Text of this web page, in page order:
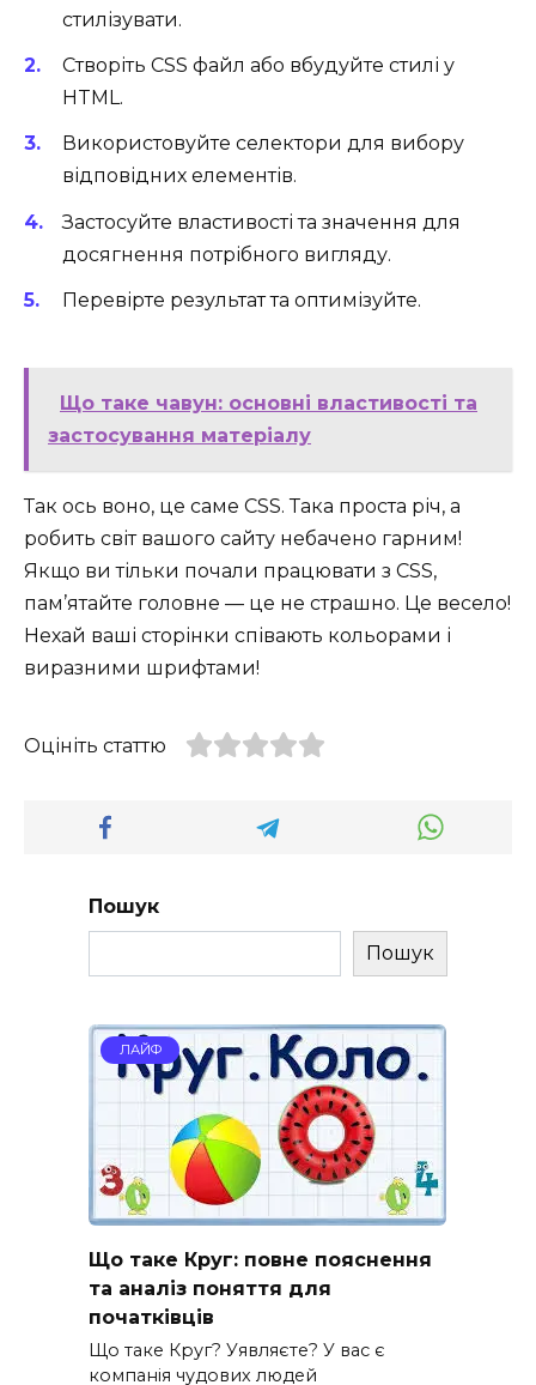
стилізувати.
Створіть CSS файл або вбудуйте стилі у
HTML.
Використовуйте селектори для вибору
відповідних елементів.
Застосуйте властивості та значення для
досягнення потрібного вигляду.
Перевірте результат та оптимізуйте.
Що таке чавун: основні властивості та
застосування матеріалу
Так ось воно, це саме CSS. Така проста річ, а
робить світ вашого сайту небачено гарним!
Якщо ви тільки почали працювати з CSS,
пам’ятайте головне — це не страшно. Це весело!
Нехай ваші сторінки співають кольорами і
виразними шрифтами!
Оцініть статтю
Пошук
Пошук
ЛАЙФ
Що таке Круг: повне пояснення
та аналіз поняття для
початківців
Що таке Круг? Уявляєте? У вас є
компанія чудових людей